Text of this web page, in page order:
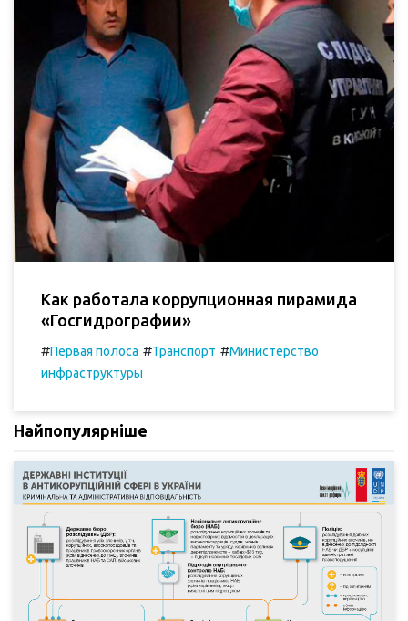
Как работала коррупционная пирамида
«Госгидрографии»
#Первая полоса #Транспорт #Министерство
инфраструктуры
Найпопулярніше